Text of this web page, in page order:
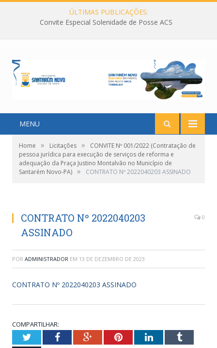
ÚLTIMAS PUBLICAÇÕES:
Convite Especial Solenidade de Posse ACS
MENU
Home » Licitações »
CONVITE Nº 001/2022 (Contratação de
pessoa jurídica para execução de serviços de reforma e
adequação da Praça Justino Montalvão no Município de
Santarém Novo-PA) » CONTRATO Nº 2022040203 ASSINADO
CONTRATO Nº 2022040203
ASSINADO
0
POR ADMINISTRADOR EM 13 DE DEZEMBRO DE 2023
CONTRATO Nº 2022040203 ASSINADO
COMPARTILHAR:
TwitterFacebookGoogle+PinterestLinkedInTumblr